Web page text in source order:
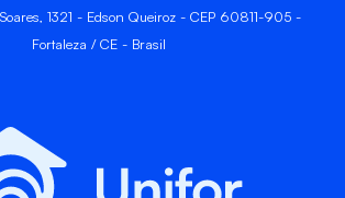
1321 - Edson Queiroz - CEP 60811-905 -
Fortaleza / CE - Brasil